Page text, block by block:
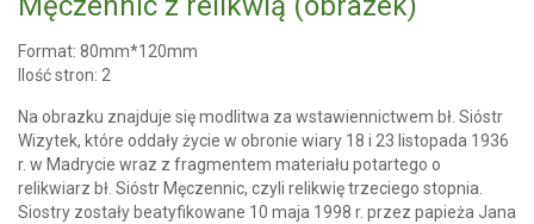
Format: 80mm*120mm
Ilość stron: 2
Na obrazku znajduje się modlitwa za wstawiennictwem bł. Sióstr
Wizytek, które oddały życie w obronie wiary 18 i 23 listopada 1936
r. w Madrycie wraz z fragmentem materiału potartego o
relikwiarz bł. Sióstr Męczennic, czyli relikwię trzeciego stopnia.
Siostry zostały beatyfikowane 10 maja 1998 r. przez papieża Jana